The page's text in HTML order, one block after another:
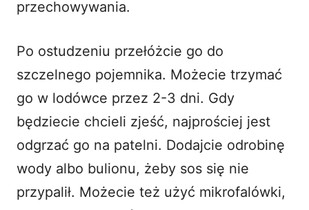
przechowywania.
Po ostudzeniu przełóżcie go do
szczelnego pojemnika. Możecie trzymać
go w lodówce przez 2-3 dni. Gdy
będziecie chcieli zjeść, najprościej jest
odgrzać go na patelni. Dodajcie odrobinę
wody albo bulionu, żeby sos się nie
przypalił. Możecie też użyć mikrofalówki,